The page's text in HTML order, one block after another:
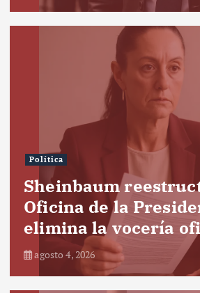
Política
Sheinbaum
Oficina de la
elimina la vocería
agosto 4, 2026